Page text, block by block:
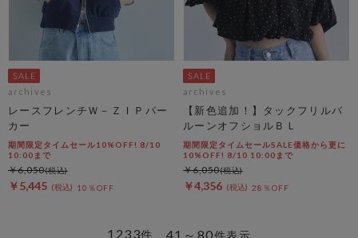
archives
レースフレンチＷ－ＺＩＰパー
カー
期間限定タイムセール10%OFF! 8/10
10:00まで
￥5,445 10％OFF
￥6,050
archives
【新色追加！】タックフリルバ
ルーンオフショルＢＬ
期間限定タイムセールSALE価格から更に
10%OFF! 8/10 10:00まで
￥4,356 28％OFF
￥6,050
41～80件表示
1233件